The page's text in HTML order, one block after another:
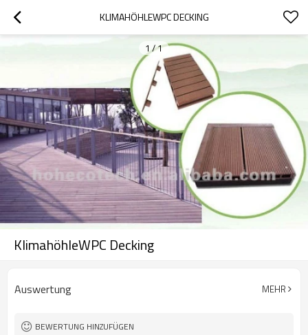
KLIMAHÖHLEWPC DECKING
1/1
KlimahöhleWPC Decking
Auswertung MEHR
BEWERTUNG HINZUFÜGEN